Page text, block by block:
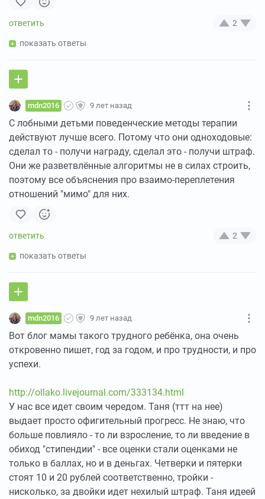
2
показать ответы
mdn2016 9 лет назад
С лобными детьми поведенческие методы терапии
действуют лучше всего. Потому что они одноходовые:
сделал то - получи награду, сделал это - получи штраф.
Они же разветвлённые алгоритмы не в силах строить,
поэтому все объяснения про взаимо-переплетения
отношений "мимо" для них.
2
показать ответы
mdn2016 9 лет назад
Вот блог мамы такого трудного ребёнка, она очень
откровенно пишет, год за годом, и про трудности, и про
успехи.
http://ollako.livejournal.com/333134.html
У нас все идет своим чередом. Таня (ттт на нее)
выдает просто офигительный прогресс. Не знаю, что
больше повлияло - то ли взросление, то ли введение в
обиход "стипендии" - все оценки стали оценками не
только в баллах, но и в деньгах. Четверки и пятерки
стоят 10 и 20 рублей соответственно, тройки -
нисколько, за двойки идет нехилый штраф. Таня идеей